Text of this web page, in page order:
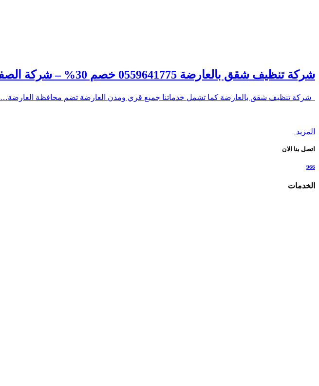
شركة تنظيف شقق بالعارضة 0559641775 خصم 30% – شركة الصفوة
شركة تنظيف شقق بالعارضة كما تشمل خدماتنا جميع قري ومدن العارضة تضم محافظة العارضة…
المزيد
اتصل بنا الان
966
الخدمات